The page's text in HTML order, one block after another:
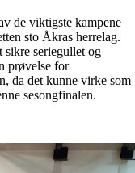
de viktigste kampene
sto Åkras herrelag.
sikre seriegullet og
prøvelse for
da det kunne virke som
sesongfinalen.